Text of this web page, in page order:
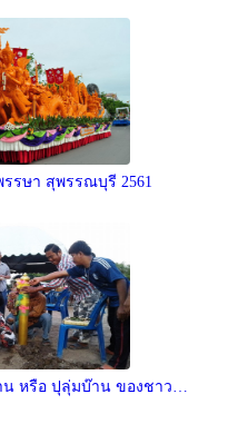
รษา สุพรรณบุรี 2561
น หรือ ปุลุ่มบ๊าน ของชาว…